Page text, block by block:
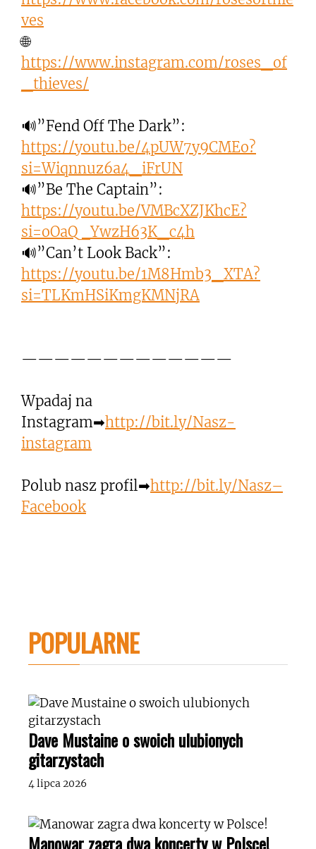
ves
🌐
https://www.instagram.com/roses_of
_thieves/
🔊”Fend Off The Dark”:
https://youtu.be/4pUW7y9CMEo?
si=Wiqnnuz6a4_iFrUN
🔊”Be The Captain”:
https://youtu.be/VMBcXZJKhcE?
si=oOaQ_YwzH63K_c4h
🔊”Can’t Look Back”:
https://youtu.be/1M8Hmb3_XTA?
si=TLKmHSiKmgKMNjRA
—————————————
Wpadaj na
Instagram➡http://bit.ly/Nasz-
instagram
Polub nasz profil➡http://bit.ly/Nasz–
Facebook
POPULARNE
Dave Mustaine o swoich ulubionych
gitarzystach
4 lipca 2026
Manowar zagra dwa koncerty w Polsce!